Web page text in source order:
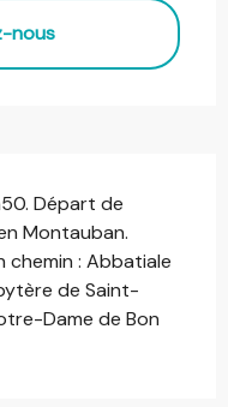
nous
Départ de
Montauban.
: Abbatiale
de Saint-
Dame de Bon